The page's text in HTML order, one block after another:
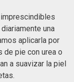
una
aplicarla por
de pie con urea o
a suavizar la piel